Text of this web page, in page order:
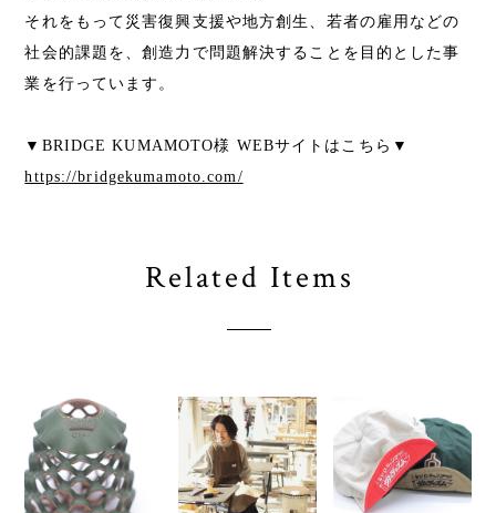
それをもって災害復興支援や地方創生、若者の雇用などの
社会的課題を、創造力で問題解決することを目的とした事
業を行っています。
▼BRIDGE KUMAMOTO様 WEBサイトはこちら▼
https://bridgekumamoto.com/
Related Items